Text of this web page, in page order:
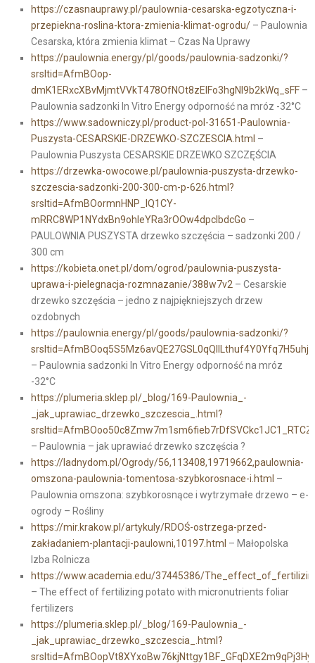
https://czasnauprawy.pl/paulownia-cesarska-egzotyczna-i-
przepiekna-roslina-ktora-zmienia-klimat-ogrodu/– Paulownia
Cesarska, która zmienia klimat – Czas Na Uprawy
https://paulownia.energy/pl/goods/paulownia-sadzonki/?
srsltid=AfmBOop-
dmK1ERxcXBvMjmtVVkT478OfNOt8zEIFo3hgNl9b2kWq_sFF–
Paulownia sadzonki In Vitro Energy odporność na mróz -32°C
https://www.sadowniczy.pl/product-pol-31651-Paulownia-
Puszysta-CESARSKIE-DRZEWKO-SZCZESCIA.html –
Paulownia Puszysta CESARSKIE DRZEWKO SZCZĘŚCIA
https://drzewka-owocowe.pl/paulownia-puszysta-drzewko-
szczescia-sadzonki-200-300-cm-p-626.html?
srsltid=AfmBOormnHNP_lQ1CY-
mRRC8WP1NYdxBn9ohIeYRa3rOOw4dpclbdcGo –
PAULOWNIA PUSZYSTA drzewko szczęścia – sadzonki 200 /
300 cm
https://kobieta.onet.pl/dom/ogrod/paulownia-puszysta-
uprawa-i-pielegnacja-rozmnazanie/388w7v2 – Cesarskie
drzewko szczęścia – jedno z najpiękniejszych drzew
ozdobnych
https://paulownia.energy/pl/goods/paulownia-sadzonki/?
– Paulownia sadzonki In Vitro Energy odporność na mróz
-32°C
https://plumeria.sklep.pl/_blog/169-Paulownia_-
_jak_uprawiac_drzewko_szczescia_.html?
– Paulownia – jak uprawiać drzewko szczęścia ?
https://ladnydom.pl/Ogrody/56,113408,19719662,paulownia-
omszona-paulownia-tomentosa-szybkorosnace-i.html –
Paulownia omszona: szybkorosnące i wytrzymałe drzewo – e-
ogrody – Rośliny
https://mir.krakow.pl/artykuly/RDOŚ-ostrzega-przed-
zakładaniem-plantacji-paulowni,10197.html – Małopolska
Izba Rolnicza
https://www.academia.edu/37445386/
– The effect of fertilizing potato with micronutrients foliar
fertilizers
https://plumeria.sklep.pl/_blog/169-Paulownia_-
_jak_uprawiac_drzewko_szczescia_.html?